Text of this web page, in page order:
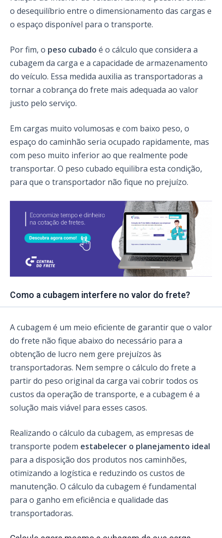
o desequilíbrio entre o dimensionamento das cargas e
o espaço disponível para o transporte.
Por fim, o peso cubado é o cálculo que considera a
cubagem da carga e a capacidade de armazenamento
do veículo. Essa medida auxilia as transportadoras a
tornar a cobrança do frete mais adequada ao valor
justo pelo serviço.
Em cargas muito volumosas e com baixo peso, o
espaço do caminhão seria ocupado rapidamente, mas
com peso muito inferior ao que realmente pode
transportar. O peso cubado equilibra esta condição,
para que o transportador não fique no prejuízo.
Como a cubagem interfere no valor do frete?
A cubagem é um meio eficiente de garantir que o valor
do frete não fique abaixo do necessário para a
obtenção de lucro nem gere prejuízos às
transportadoras. Nem sempre o cálculo do frete a
partir do peso original da carga vai cobrir todos os
custos da operação de transporte, e a cubagem é a
solução mais viável para esses casos.
Realizando o cálculo da cubagem, as empresas de
transporte podem estabelecer o planejamento ideal
para a disposição dos produtos nos caminhões,
otimizando a logística e reduzindo os custos de
manutenção. O cálculo da cubagem é fundamental
para o ganho em eficiência e qualidade das
transportadoras.